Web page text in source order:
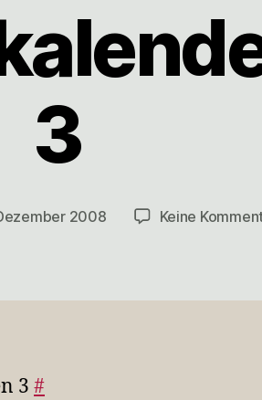
3
2008 Keine
3 #